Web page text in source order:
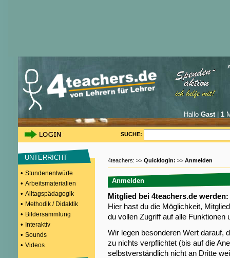
Hallo Gast| 1
SUCHE:
UNTERRICHT
• Stundenentwürfe
• Arbeitsmaterialien
• Alltagspädagogik
• Methodik / Didaktik
• Bildersammlung
• Interaktiv
• Sounds
• Videos
4teachers: >> Quicklogin: >> Anmelden
Anmelden
Mitglied bei 4teachers.de werden:
Hier hast du die Möglichkeit,
du vollen Zugriff auf alle Funktionen
Wir legen besonderen Wert darauf,
zu nichts verpflichtet (bis auf die
selbstverständlich nicht an Dritte